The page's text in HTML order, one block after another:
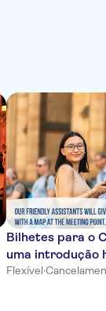
Bilhetes para o
uma introdução
Flexível·